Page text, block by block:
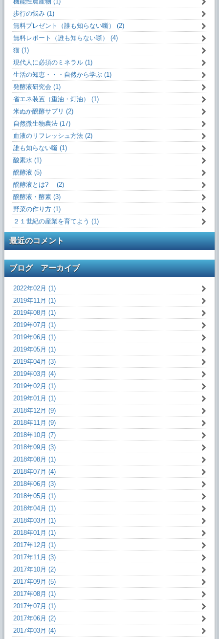
歩行の悩み (1)
無料プレゼント（誰も知らない噺） (2)
無料レポート（誰も知らない噺） (4)
猫 (1)
現代人に必須のミネラル (1)
生活の知恵・・・自然から学ぶ (1)
発酵液研究会 (1)
省エネ装置（重油・灯油） (1)
米ぬか醗酵サプリ (2)
自然微生物農法 (17)
血液のリフレッシュ方法 (2)
誰も知らない噺 (1)
酸素水 (1)
醗酵液 (5)
醗酵液とは? (2)
醗酵液・酵素 (3)
野菜の作り方 (1)
２１世紀の産業を育てよう (1)
最近のコメント
ブログ アーカイブ
2022年02月 (1)
2019年11月 (1)
2019年08月 (1)
2019年07月 (1)
2019年06月 (1)
2019年05月 (1)
2019年04月 (3)
2019年03月 (4)
2019年02月 (1)
2019年01月 (1)
2018年12月 (9)
2018年11月 (9)
2018年10月 (7)
2018年09月 (3)
2018年08月 (1)
2018年07月 (4)
2018年06月 (3)
2018年05月 (1)
2018年04月 (1)
2018年03月 (1)
2018年01月 (1)
2017年12月 (1)
2017年11月 (3)
2017年10月 (2)
2017年09月 (5)
2017年08月 (1)
2017年07月 (1)
2017年06月 (2)
2017年03月 (4)